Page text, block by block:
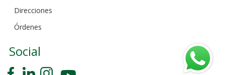
Direcciones
Órdenes
Social